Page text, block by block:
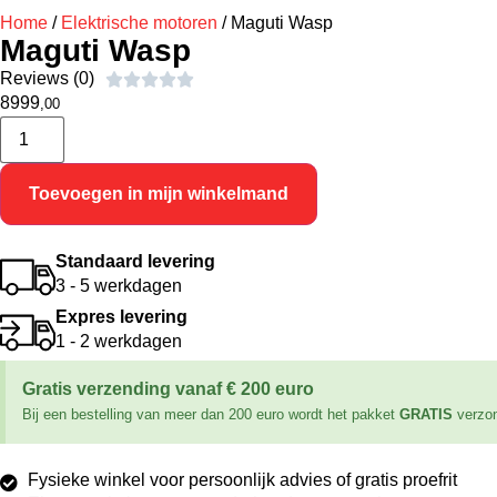
Home / Elektrische motoren / Maguti Wasp
Maguti Wasp
Reviews (0) 
8999,00
Toevoegen in mijn winkelmand
Standaard levering
3 - 5 werkdagen
Expres levering
1 - 2 werkdagen
Gratis verzending vanaf € 200 euro
Bij een bestelling van meer dan 200 euro wordt het pakket GRATIS
Fysieke winkel voor persoonlijk advies of gratis proefrit